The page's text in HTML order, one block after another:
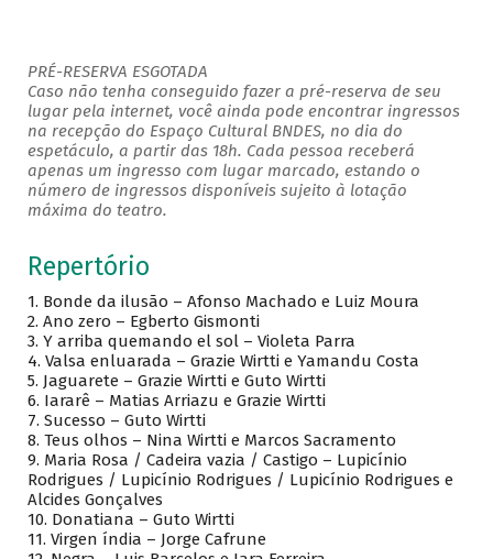
PRÉ-RESERVA ESGOTADA
Caso não tenha conseguido fazer a pré-reserva de seu
lugar pela internet, você ainda pode encontrar ingressos
na recepção do Espaço Cultural BNDES, no dia do
espetáculo, a partir das 18h. Cada pessoa receberá
apenas um ingresso com lugar marcado, estando o
número de ingressos disponíveis sujeito à lotação
máxima do teatro.
Repertório
1. Bonde da ilusão – Afonso Machado e Luiz Moura
2. Ano zero – Egberto Gismonti
3. Y arriba quemando el sol – Violeta Parra
4. Valsa enluarada – Grazie Wirtti e Yamandu Costa
5. Jaguarete – Grazie Wirtti e Guto Wirtti
6. Iararê – Matias Arriazu e Grazie Wirtti
7. Sucesso – Guto Wirtti
8. Teus olhos – Nina Wirtti e Marcos Sacramento
9. Maria Rosa / Cadeira vazia / Castigo – Lupicínio
Rodrigues / Lupicínio Rodrigues / Lupicínio Rodrigues e
Alcides Gonçalves
10. Donatiana – Guto Wirtti
11. Virgen índia – Jorge Cafrune